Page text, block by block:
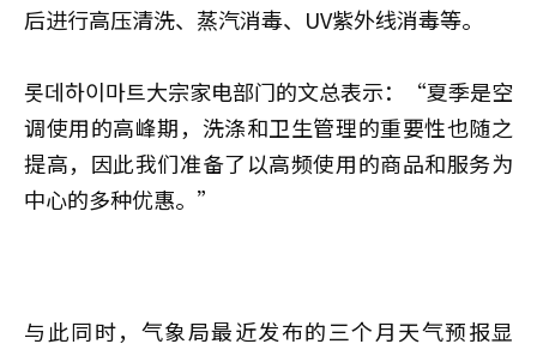
后进行高压清洗、蒸汽消毒、UV紫外线消毒等。
롯데하이마트大宗家电部门的文总表示：“夏季是空
调使用的高峰期，洗涤和卫生管理的重要性也随之
提高，因此我们准备了以高频使用的商品和服务为
中心的多种优惠。”
与此同时，气象局最近发布的三个月天气预报显